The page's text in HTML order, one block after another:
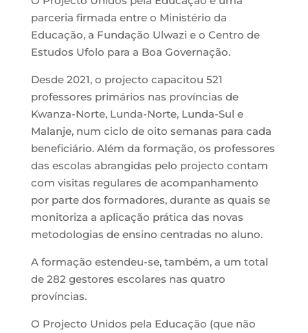
parceria firmada entre o Ministério da
Educação, a Fundação Ulwazi e o Centro de
Estudos Ufolo para a Boa Governação.
Desde 2021, o projecto capacitou 521
professores primários nas províncias de
Kwanza-Norte, Lunda-Norte, Lunda-Sul e
Malanje, num ciclo de oito semanas para cada
beneficiário. Além da formação, os professores
das escolas abrangidas pelo projecto contam
com visitas regulares de acompanhamento
por parte dos formadores, durante as quais se
monitoriza a aplicação prática das novas
metodologias de ensino centradas no aluno.
A formação estendeu-se, também, a um total
de 282 gestores escolares nas quatro
províncias.
O Projecto Unidos pela Educação (que não